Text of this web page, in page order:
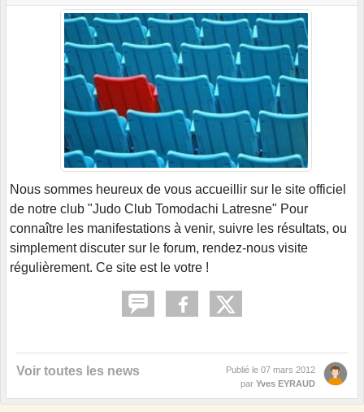
Nous sommes heureux de vous accueillir sur le site officiel
de notre club "Judo Club Tomodachi Latresne" Pour
connaître les manifestations à venir, suivre les résultats, ou
simplement discuter sur le forum, rendez-nous visite
régulièrement. Ce site est le votre !
Voir toutes les news Publié le 07 mars 2012
par Yves EYRAUD